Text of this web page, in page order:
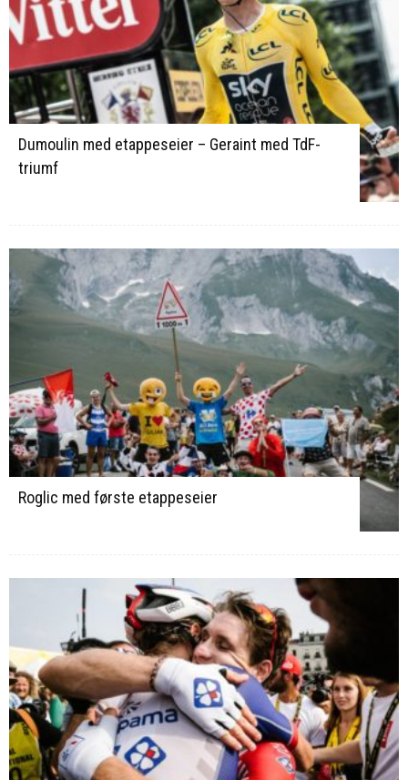
Dumoulin med etappeseier – Geraint med TdF-
triumf
Roglic med første etappeseier